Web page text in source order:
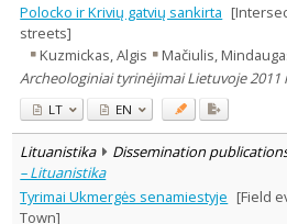
Polocko ir Krivių gatvių sankirta
streets]
Kuzmickas, Algis
Mačiulis,
Archeologiniai tyrinėjimai Lietuvoje 2011
LT EN
Lituanistika Dissemination
– Lituanistika
Tyrimai Ukmergės senamiestyje [Field
Town]